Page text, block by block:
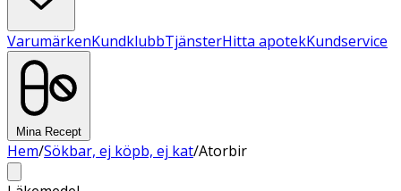
VarumärkenKundklubbTjänsterHitta apotekKundservice
Mina Recept
Hem/Sökbar, ej köpb, ej kat/Atorbir